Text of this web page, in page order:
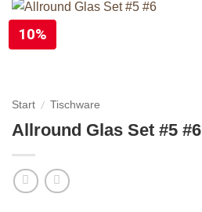
10%
Start / Tischware
Allround Glas Set #5 #6